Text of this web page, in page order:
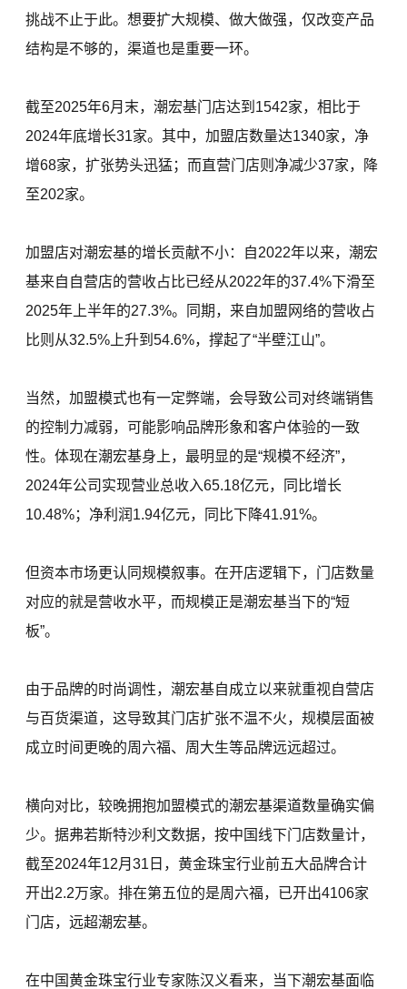
挑战不止于此。想要扩大规模、做大做强，仅改变产品
结构是不够的，渠道也是重要一环。
截至2025年6月末，潮宏基门店达到1542家，相比于
2024年底增长31家。其中，加盟店数量达1340家，净
增68家，扩张势头迅猛；而直营门店则净减少37家，降
至202家。
加盟店对潮宏基的增长贡献不小：自2022年以来，潮宏
基来自自营店的营收占比已经从2022年的37.4%下滑至
2025年上半年的27.3%。同期，来自加盟网络的营收占
比则从32.5%上升到54.6%，撑起了“半壁江山”。
当然，加盟模式也有一定弊端，会导致公司对终端销售
的控制力减弱，可能影响品牌形象和客户体验的一致
性。体现在潮宏基身上，最明显的是“规模不经济”，
2024年公司实现营业总收入65.18亿元，同比增长
10.48%；净利润1.94亿元，同比下降41.91%。
但资本市场更认同规模叙事。在开店逻辑下，门店数量
对应的就是营收水平，而规模正是潮宏基当下的“短
板”。
由于品牌的时尚调性，潮宏基自成立以来就重视自营店
与百货渠道，这导致其门店扩张不温不火，规模层面被
成立时间更晚的周六福、周大生等品牌远远超过。
横向对比，较晚拥抱加盟模式的潮宏基渠道数量确实偏
少。据弗若斯特沙利文数据，按中国线下门店数量计，
截至2024年12月31日，黄金珠宝行业前五大品牌合计
开出2.2万家。排在第五位的是周六福，已开出4106家
门店，远超潮宏基。
在中国黄金珠宝行业专家陈汉义看来，当下潮宏基面临